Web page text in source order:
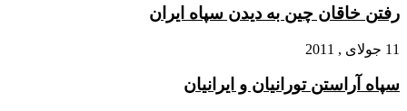
رفتن خاقان چین به دیدن سپاه ایران
11 جولای , 2011
سپاه آراستن تورانیان و ایرانیان